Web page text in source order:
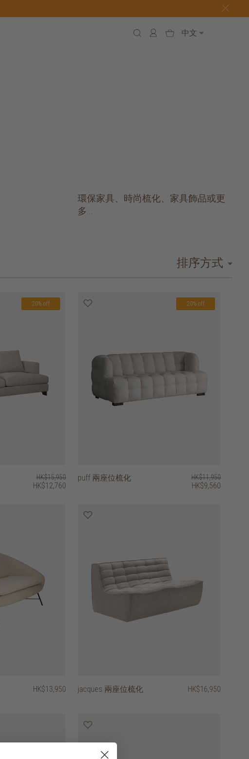
中文
環保家具、時尚梳化、家具飾品或更
多...
排序方式
20% off
HK$15,950
HK$12,760
20% off
puff 兩座位梳化 HK$11,950
HK$9,560
HK$13,950 jacques 兩座位梳化 HK$16,950